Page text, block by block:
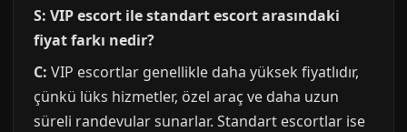
S: VIP escort ile standart escort arasındaki
fiyat farkı nedir?
C: VIP escortlar genellikle daha yüksek fiyatlıdır,
çünkü lüks hizmetler, özel araç ve daha uzun
süreli randevular sunarlar. Standart escortlar ise